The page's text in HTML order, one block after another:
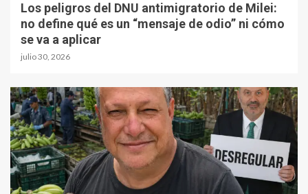
Los peligros del DNU antimigratorio de Milei:
no define qué es un “mensaje de odio” ni cómo
se va a aplicar
julio 30, 2026